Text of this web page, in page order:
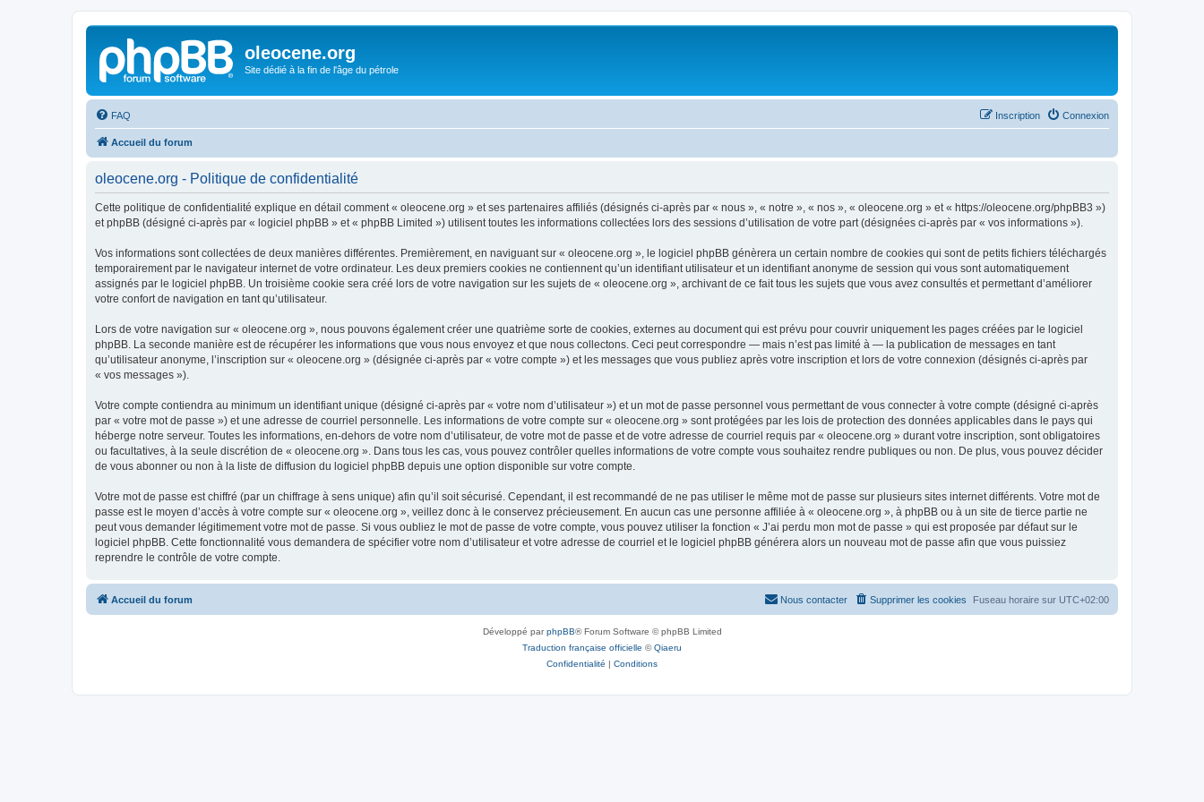
oleocene.org
Site dédié à la fin de l'âge du pétrole
FAQ Connexion
Inscription
Accueil du forum
oleocene.org - Politique de confidentialité
Cette politique de confidentialité explique en détail comment « oleocene.org » et ses partenaires affiliés (désignés ci-après par « nous », « notre », « nos », « oleocene.org » et « https://oleocene.org/phpBB3 »)
et phpBB (désigné ci-après par « logiciel phpBB » et « phpBB Limited ») utilisent toutes les informations collectées lors des sessions d’utilisation de votre part (désignées ci-après par « vos informations »).
Vos informations sont collectées de deux manières différentes. Premièrement, en naviguant sur « oleocene.org », le logiciel phpBB génèrera un certain nombre de cookies qui sont de petits fichiers téléchargés
temporairement par le navigateur internet de votre ordinateur. Les deux premiers cookies ne contiennent qu’un identifiant utilisateur et un identifiant anonyme de session qui vous sont automatiquement
assignés par le logiciel phpBB. Un troisième cookie sera créé lors de votre navigation sur les sujets de « oleocene.org », archivant de ce fait tous les sujets que vous avez consultés et permettant d’améliorer
votre confort de navigation en tant qu’utilisateur.
Lors de votre navigation sur « oleocene.org », nous pouvons également créer une quatrième sorte de cookies, externes au document qui est prévu pour couvrir uniquement les pages créées par le logiciel
phpBB. La seconde manière est de récupérer les informations que vous nous envoyez et que nous collectons. Ceci peut correspondre — mais n’est pas limité à — la publication de messages en tant
qu’utilisateur anonyme, l’inscription sur « oleocene.org » (désignée ci-après par « votre compte ») et les messages que vous publiez après votre inscription et lors de votre connexion (désignés ci-après par
« vos messages »).
Votre compte contiendra au minimum un identifiant unique (désigné ci-après par « votre nom d’utilisateur ») et un mot de passe personnel vous permettant de vous connecter à votre compte (désigné ci-après
par « votre mot de passe ») et une adresse de courriel personnelle. Les informations de votre compte sur « oleocene.org » sont protégées par les lois de protection des données applicables dans le pays qui
héberge notre serveur. Toutes les informations, en-dehors de votre nom d’utilisateur, de votre mot de passe et de votre adresse de courriel requis par « oleocene.org » durant votre inscription, sont obligatoires
ou facultatives, à la seule discrétion de « oleocene.org ». Dans tous les cas, vous pouvez contrôler quelles informations de votre compte vous souhaitez rendre publiques ou non. De plus, vous pouvez décider
de vous abonner ou non à la liste de diffusion du logiciel phpBB depuis une option disponible sur votre compte.
Votre mot de passe est chiffré (par un chiffrage à sens unique) afin qu’il soit sécurisé. Cependant, il est recommandé de ne pas utiliser le même mot de passe sur plusieurs sites internet différents. Votre mot de
passe est le moyen d’accès à votre compte sur « oleocene.org », veillez donc à le conservez précieusement. En aucun cas une personne affiliée à « oleocene.org », à phpBB ou à un site de tierce partie ne
peut vous demander légitimement votre mot de passe. Si vous oubliez le mot de passe de votre compte, vous pouvez utiliser la fonction « J’ai perdu mon mot de passe » qui est proposée par défaut sur le
logiciel phpBB. Cette fonctionnalité vous demandera de spécifier votre nom d’utilisateur et votre adresse de courriel et le logiciel phpBB générera alors un nouveau mot de passe afin que vous puissiez
reprendre le contrôle de votre compte.
Accueil du forum Fuseau horaire sur UTC+02:00
Supprimer les cookies
Nous contacter
Développé parphpBB® Forum Software © phpBB Limited
Traduction française officielle ©Qiaeru
Confidentialité | Conditions